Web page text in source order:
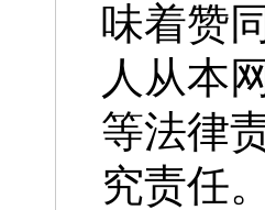
味着赞
人从本
等法律
究责任